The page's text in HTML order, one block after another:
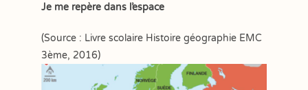
Je me repère dans l’espace
(Source : Livre scolaire Histoire géographie EMC
3ème, 2016)